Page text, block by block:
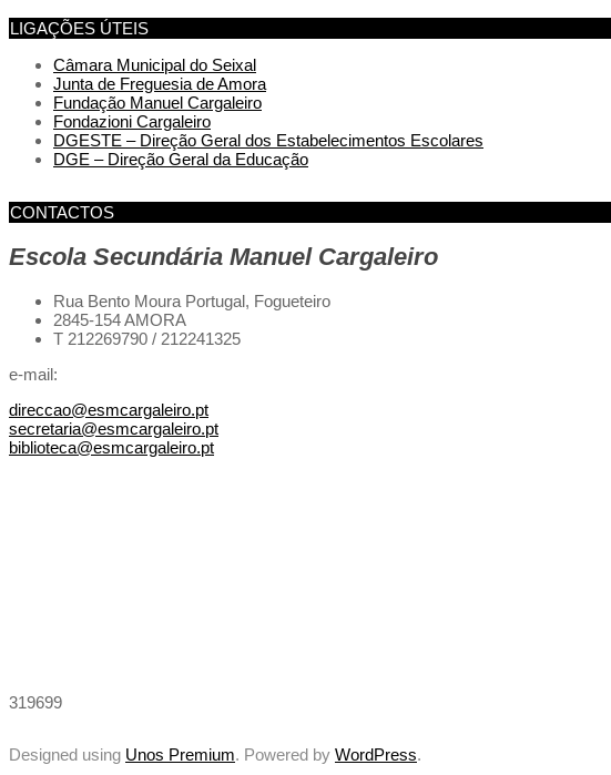
LIGAÇÕES ÚTEIS
Câmara Municipal do Seixal
Junta de Freguesia de Amora
Fundação Manuel Cargaleiro
Fondazioni Cargaleiro
DGESTE – Direção Geral dos Estabelecimentos Escolares
DGE – Direção Geral da Educação
CONTACTOS
Escola Secundária Manuel Cargaleiro
Rua Bento Moura Portugal, Fogueteiro
2845-154 AMORA
T 212269790 / 212241325
e-mail:
direccao@esmcargaleiro.pt
secretaria@esmcargaleiro.pt
biblioteca@esmcargaleiro.pt
319699
Designed using Unos Premium. Powered by WordPress.